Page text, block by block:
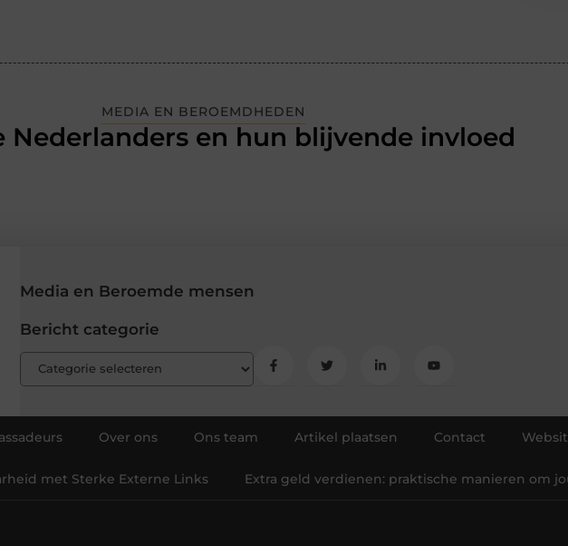
MEDIA EN BEROEMDHEDEN
Nederlanders en hun blijvende invloed
Media en Beroemde mensen
Bericht categorie
Over ons Ons team Artikel plaatsen Contact
met Sterke Externe Links Extra geld verdienen: praktische manieren om